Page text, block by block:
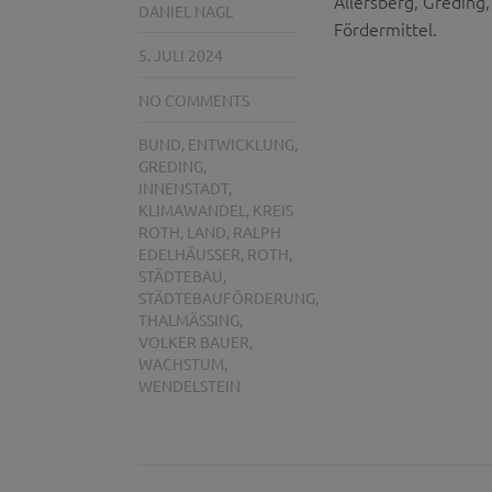
DANIEL NAGL
5. JULI 2024
NO COMMENTS
BUND, ENTWICKLUNG,
GREDING,
INNENSTADT,
KLIMAWANDEL , KREIS
ROTH, LAND, RALPH
EDELHÄUSSER
, ROTH,
STÄDTEBAU,
STÄDTEBAUFÖRDERUNG,
THALMÄSSING,
VOLKER BAUER,
WACHSTUM,
WENDELSTEIN
Fördermittel.